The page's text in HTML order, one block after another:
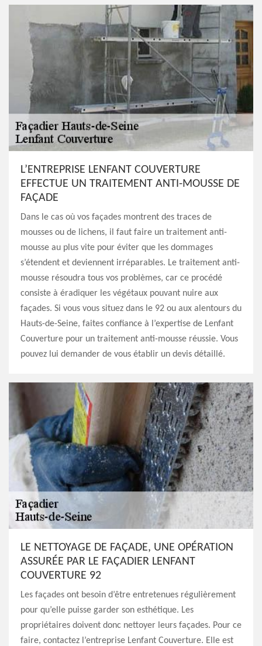
L’ENTREPRISE LENFANT COUVERTURE
EFFECTUE UN TRAITEMENT ANTI-MOUSSE DE
FAÇADE
Dans le cas où vos façades montrent des traces de
mousses ou de lichens, il faut faire un traitement anti-
mousse au plus vite pour éviter que les dommages
s’étendent et deviennent irréparables. Le traitement anti-
mousse résoudra tous vos problèmes, car ce procédé
consiste à éradiquer les végétaux pouvant nuire aux
façades. Si vous vous situez dans le 92 ou aux alentours du
Hauts-de-Seine, faites confiance à l’expertise de Lenfant
Couverture pour un traitement anti-mousse réussie. Vous
pouvez lui demander de vous établir un devis détaillé.
LE NETTOYAGE DE FAÇADE, UNE OPÉRATION
ASSURÉE PAR LE FAÇADIER LENFANT
COUVERTURE 92
Les façades ont besoin d’être entretenues régulièrement
pour qu’elle puisse garder son esthétique. Les
propriétaires doivent donc nettoyer leurs façades. Pour ce
faire, contactez l’entreprise Lenfant Couverture. Elle est